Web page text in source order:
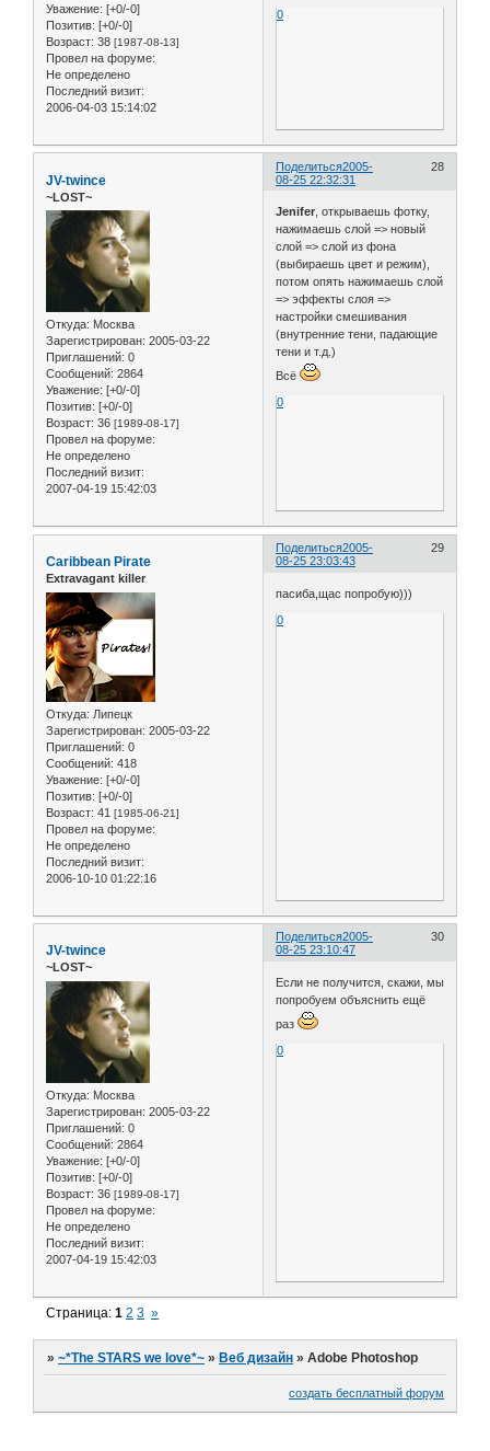
Уважение: [+0/-0]
Позитив: [+0/-0]
Возраст: 38 [1987-08-13]
Провел на форуме:
Не определено
Последний визит:
2006-04-03 15:14:02
0
Поделиться 28
2005-
08-25 22:32:31
JV-twince
~LOST~
Откуда: Москва
Зарегистрирован: 2005-03-22
Приглашений: 0
Сообщений: 2864
Уважение: [+0/-0]
Позитив: [+0/-0]
Возраст: 36 [1989-08-17]
Провел на форуме:
Не определено
Последний визит:
2007-04-19 15:42:03
Jenifer , открываешь фотку,
нажимаешь слой => новый
слой => слой из фона
(выбираешь цвет и режим),
потом опять нажимаешь слой
=> эффекты слоя =>
настройки смешивания
(внутренние тени, падающие
тени и т.д.)
Всё
0
Поделиться 29
2005-
08-25 23:03:43
Caribbean Pirate
Extravagant killer
Откуда: Липецк
Зарегистрирован: 2005-03-22
Приглашений: 0
Сообщений: 418
Уважение: [+0/-0]
Позитив: [+0/-0]
Возраст: 41 [1985-06-21]
Провел на форуме:
Не определено
Последний визит:
2006-10-10 01:22:16
пасиба,щас попробую)))
0
Поделиться 30
2005-
08-25 23:10:47
JV-twince
~LOST~
Откуда: Москва
Зарегистрирован: 2005-03-22
Приглашений: 0
Сообщений: 2864
Уважение: [+0/-0]
Позитив: [+0/-0]
Возраст: 36 [1989-08-17]
Провел на форуме:
Не определено
Последний визит:
2007-04-19 15:42:03
Если не получится, скажи, мы
попробуем объяснить ещё
раз
0
Страница:1 2 3 »
»~*The STARS we love*~ » Веб дизайн »Adobe Photoshop
создать бесплатный форум